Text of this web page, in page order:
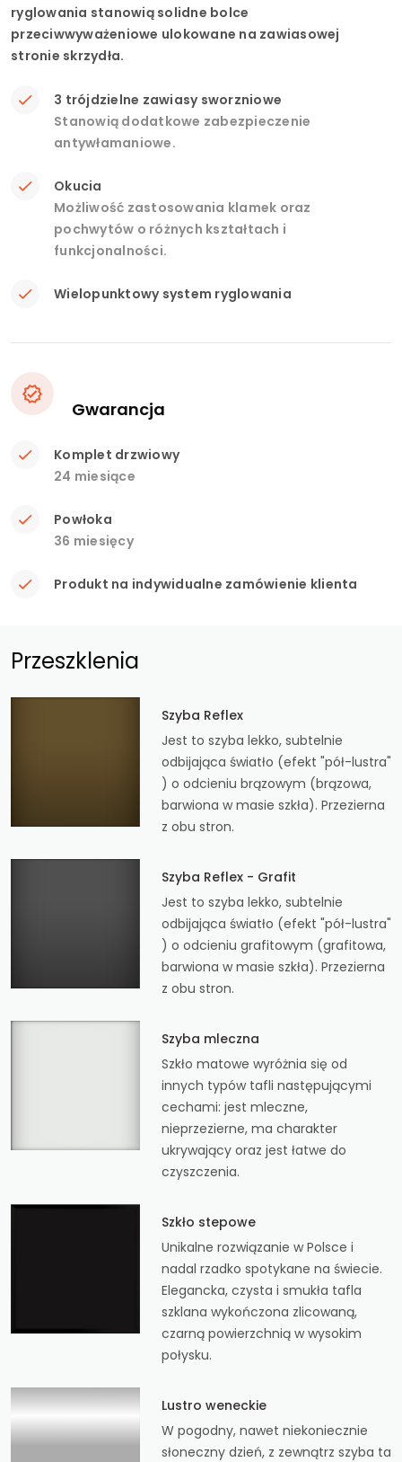
ryglowania stanowią solidne bolce
przeciwwyważeniowe ulokowane na zawiasowej
stronie skrzydła.
3 trójdzielne zawiasy sworzniowe
Stanowią dodatkowe zabezpieczenie
antywłamaniowe.
Okucia
Możliwość zastosowania klamek oraz
pochwytów o różnych kształtach i
funkcjonalności.
Wielopunktowy system ryglowania
Gwarancja
Komplet drzwiowy
24 miesiące
Powłoka
36 miesięcy
Produkt na indywidualne zamówienie klienta
Przeszklenia
Szyba Reflex
Jest to szyba lekko, subtelnie
odbijająca światło (efekt "pół-lustra"
) o odcieniu brązowym (brązowa,
barwiona w masie szkła). Przezierna
z obu stron.
Szyba Reflex - Grafit
Jest to szyba lekko, subtelnie
odbijająca światło (efekt "pół-lustra"
) o odcieniu grafitowym (grafitowa,
barwiona w masie szkła). Przezierna
z obu stron.
Szyba mleczna
Szkło matowe wyróżnia się od
innych typów tafli następującymi
cechami: jest mleczne,
nieprzezierne, ma charakter
ukrywający oraz jest łatwe do
czyszczenia.
Szkło stepowe
Unikalne rozwiązanie w Polsce i
nadal rzadko spotykane na świecie.
Elegancka, czysta i smukła tafla
szklana wykończona zlicowaną,
czarną powierzchnią w wysokim
połysku.
Lustro weneckie
W pogodny, nawet niekoniecznie
słoneczny dzień, z zewnątrz szyba ta